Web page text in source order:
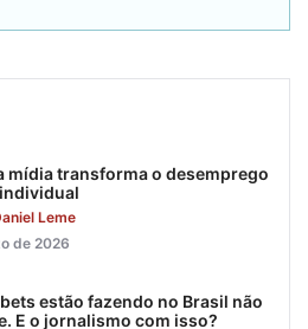
mídia transforma o desemprego
Leme
de 2026
estão fazendo no Brasil não
E o jornalismo com isso?